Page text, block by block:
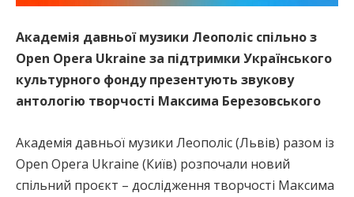
Академія давньої музики Леополіс спільно з
Open Opera Ukraine за підтримки Українського
культурного фонду презентують звукову
антологію творчості Максима Березовського
Академія давньої музики Леополіс (Львів) разом із
Open Opera Ukraine (Київ) розпочали новий
спільний проєкт – дослідження творчості Максима